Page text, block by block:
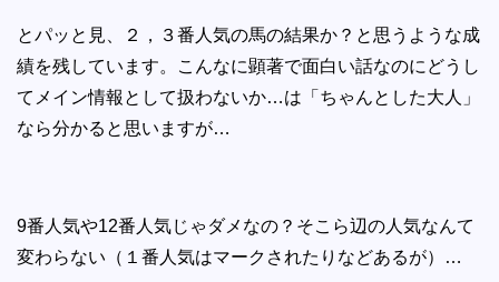
とパッと見、２，３番人気の馬の結果か？と思うような成
績を残しています。こんなに顕著で面白い話なのにどうし
てメイン情報として扱わないか…は「ちゃんとした大人」
なら分かると思いますが…
9番人気や12番人気じゃダメなの？そこら辺の人気なんて
変わらない（１番人気はマークされたりなどあるが）…